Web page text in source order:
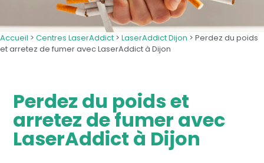
Accueil > Centres LaserAddict > LaserAddict Dijon > Perdez du poids
et arretez de fumer avec LaserAddict à Dijon
Perdez du poids et
arretez de fumer avec
LaserAddict à Dijon